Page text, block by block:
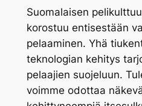
Suomalaisen
korostuu entisestään
pelaaminen. Yhä
teknologian kehitys
pelaajien suojeluun.
voimme odottaa